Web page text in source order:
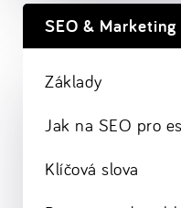
SEO & Marketing
Základy
Jak na SEO pro
Klíčová slova